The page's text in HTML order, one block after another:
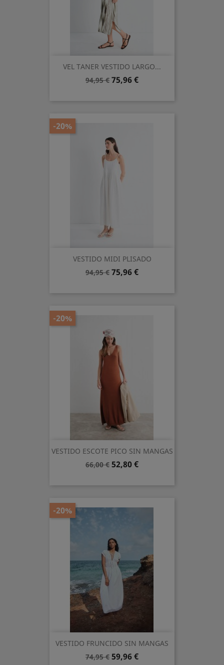
VEL TANER VESTIDO LARGO...
Precio
94,95 € Precio
75,96 €
VESTIDO MIDI PLISADO
Precio
94,95 € Precio
75,96 €
-20%
VESTIDO ESCOTE PICO SIN MANGAS
Precio
66,00 € Precio
52,80 €
-20%
VESTIDO FRUNCIDO SIN MANGAS
Precio
74,95 € Precio
59,96 €
-20%